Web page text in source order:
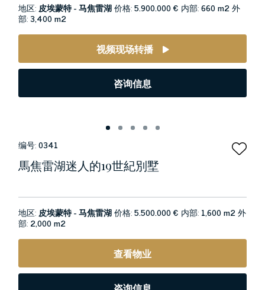
地区: 皮埃蒙特 - 马焦雷湖价格:5.900.000 € 内部:660 m2外
部:3,400 m2
视频现场转播
咨询信息
编号:0341
馬焦雷湖迷人的19世紀別墅
地区: 皮埃蒙特 - 马焦雷湖价格:5.500.000 € 内部: 1,600 m2外
部: 2,000 m2
查看物业